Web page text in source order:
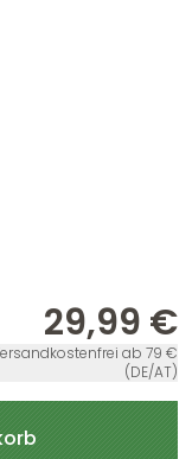
29,99 €
ab 79 €
(DE/AT)